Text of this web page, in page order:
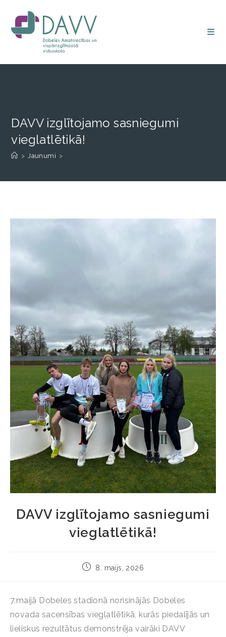
DAVV izglītojamo sasniegumi
vieglatlētikā!
> Jaunumi >
DAVV izglītojamo sasniegumi
vieglatlētikā!
8. maijs, 2026
7.maijā Dobeles stadionā norisinājās Dobeles
novada sacensības vieglatlētikā, kurās piedalījās un
lieliskus rezultātus demonstrēja vairāki DAVV